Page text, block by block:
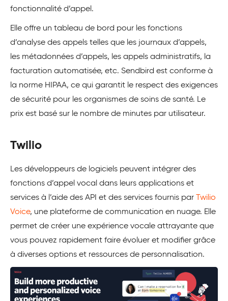
fonctionnalité d’appel.
Elle offre un tableau de bord pour les fonctions
d’analyse des appels telles que les journaux d’appels,
les métadonnées d’appels, les appels administratifs, la
facturation automatisée, etc. Sendbird est conforme à
la norme HIPAA, ce qui garantit le respect des exigences
de sécurité pour les organismes de soins de santé. Le
prix est basé sur le nombre de minutes par utilisateur.
Twilio
Les développeurs de logiciels peuvent intégrer des
fonctions d’appel vocal dans leurs applications et
services à l’aide des API et des services fournis par Twilio
Voice, une plateforme de communication en nuage. Elle
permet de créer une expérience vocale attrayante que
vous pouvez rapidement faire évoluer et modifier grâce
à diverses options et ressources de personnalisation.